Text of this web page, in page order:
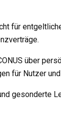
für
über
für Nutzer
gesonderte